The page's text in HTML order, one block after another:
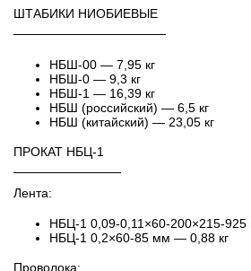
ШТАБИКИ НИОБИЕВЫЕ
─────────────────
НБШ-00 — 7,95 кг
НБШ-0 — 9,3 кг
НБШ-1 — 16,39 кг
НБШ (российский) — 6,5 кг
НБШ (китайский) — 23,05 кг
ПРОКАТ НБЦ-1
────────────
Лента:
НБЦ-1 0,09-0,11×60-200×215-
НБЦ-1 0,2×60-85 мм — 0,88 кг
Проволока: